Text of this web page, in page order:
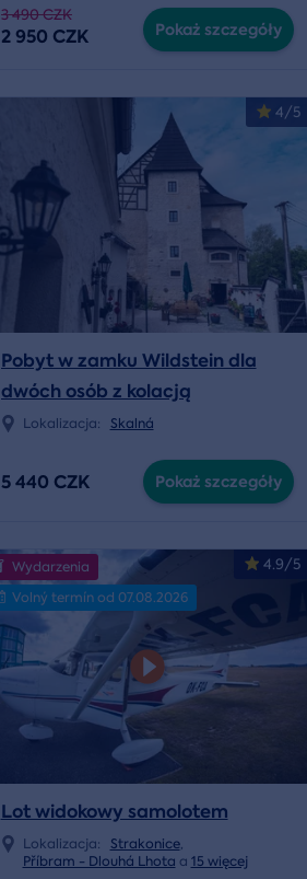
3 490 CZK
2 950 CZK Pokaż szczegóły
4/5
Pobyt w zamku Wildstein dla
dwóch osób z kolacją
degustacyjną
Lokalizacja: Skalná
5 440 CZK Pokaż szczegóły
4.9/5
Wydarzenia
Volný termín od 07.08.2026
Lot widokowy samolotem
Lokalizacja: Strakonice,
Příbram - Dlouhá Lhota a 15 więcej